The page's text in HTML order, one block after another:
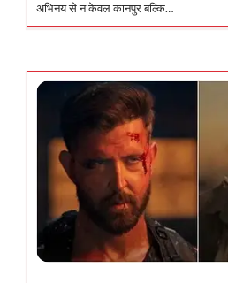
अभिनय से न केवल कानपुर बल्कि…